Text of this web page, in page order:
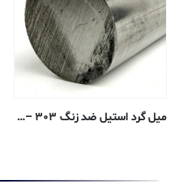
میل گرد استیل ضد زنگ ۳۰۳ – ۰٫۴۷۶۳ سانتی متر – پوشش خنک کننده آنیل